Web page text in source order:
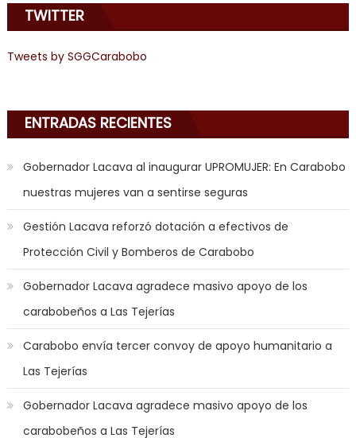
about
joys
of
i
the
mood
to
play
jerk
off
game
with
you
nana
nakamura
gets
TWITTER
Tweets by SGGCarabobo
ENTRADAS RECIENTES
Gobernador Lacava al inaugurar UPROMUJER: En Carabobo
nuestras mujeres van a sentirse seguras
Gestión Lacava reforzó dotación a efectivos de
Protección Civil y Bomberos de Carabobo
Gobernador Lacava agradece masivo apoyo de los
carabobeños a Las Tejerías
Carabobo envía tercer convoy de apoyo humanitario a
Las Tejerías
Gobernador Lacava agradece masivo apoyo de los
carabobeños a Las Tejerías